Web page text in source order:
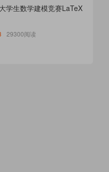
学生数学建模竞赛LaTeX
29300阅读